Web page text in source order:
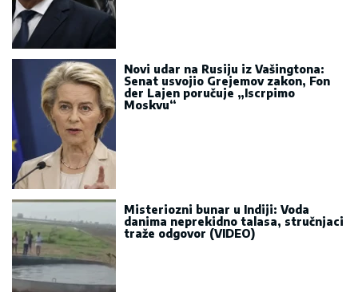
Novi udar na Rusiju iz Vašingtona:
Senat usvojio Grejemov zakon, Fon
der Lajen poručuje „Iscrpimo
Moskvu“
Misteriozni bunar u Indiji: Voda
danima neprekidno talasa, stručnjaci
traže odgovor (VIDEO)